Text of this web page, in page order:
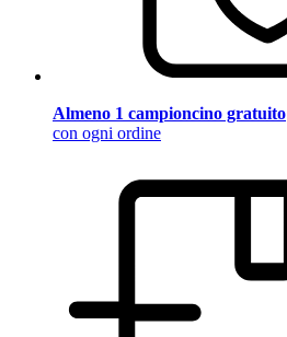
Almeno 1 campioncino gratuito
con ogni ordine